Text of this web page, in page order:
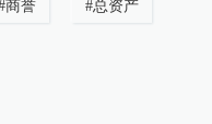
商誉 #总资产